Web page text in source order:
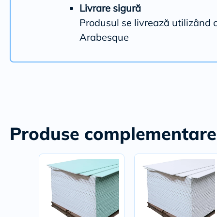
Livrare sigură
Produsul se livrează utilizând
Arabesque
Produse complementare